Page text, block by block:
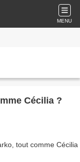
MENU
Cécilia ?